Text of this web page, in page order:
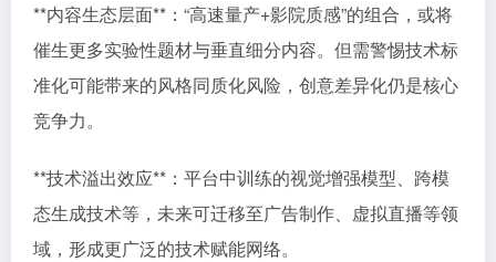
**内容生态层面**：“高速量产+影院质感”的组合，或将
催生更多实验性题材与垂直细分内容。但需警惕技术标
准化可能带来的风格同质化风险，创意差异化仍是核心
竞争力。
**技术溢出效应**：平台中训练的视觉增强模型、跨模
态生成技术等，未来可迁移至广告制作、虚拟直播等领
域，形成更广泛的技术赋能网络。